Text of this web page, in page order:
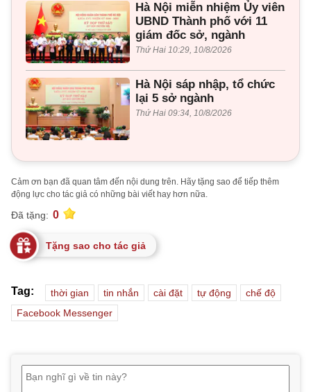
Hà Nội miễn nhiệm Ủy viên
UBND Thành phố với 11
giám đốc sở, ngành
Thứ Hai 10:29, 10/8/2026
Hà Nội sáp nhập, tổ chức
lại 5 sở ngành
Thứ Hai 09:34, 10/8/2026
Cảm ơn bạn đã quan tâm đến nội dung trên. Hãy tặng sao để tiếp thêm
động lực cho tác giả có những bài viết hay hơn nữa.
Đã tặng: 0
Tặng sao cho tác giả
Tag: thời gian tin nhắn cài đặt tự động
chế độ
Facebook Messenger